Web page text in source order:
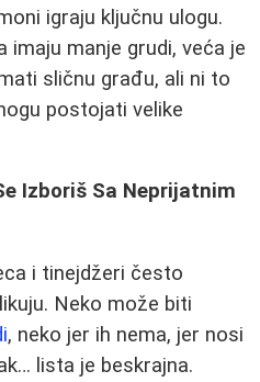
igraju ključnu ulogu.
manje grudi, veća je
sličnu građu, ali ni to
postojati velike
Izboriš Sa Neprijatnim
i tinejdžeri često
Neko može biti
, neko jer ih nema, jer nosi
lista je beskrajna.